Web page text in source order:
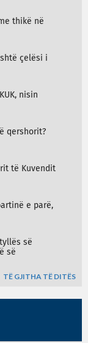
thikë në
çelësi i
nisin
qershorit?
të Kuvendit
e parë,
së
së
TË GJITHA TË DITËS